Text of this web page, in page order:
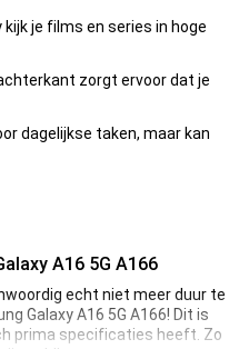
kijk je films en series in hoge
zorgt ervoor dat je
dagelijkse taken, maar kan
A16 5G A166
echt niet meer duur te
Galaxy A16 5G A166! Dit is
prima specificaties heeft. Zo